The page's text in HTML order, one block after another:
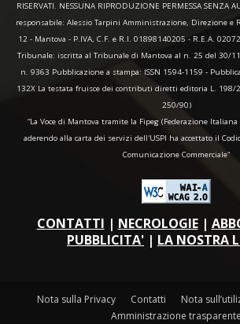
RISERVATI. NESSUNA RIPRODUZIONE PERMESSA SENZA
responsabile: Alessio Tarpini Amministrazione, Direzione e
12 - Mantova - P.IVA, C.F. e R.I. 01898140205 - R.E.A.
Tribunale: iscritta al Tribunale di Mantova al n. 25 del 30/
n. 9363 Pubblicazione a stampa: ISSN 1594-1159 -
132X La testata fruisce dei contributi diretti editoria L. 198/
250/90)
“La Voce di Mantova tramite la Fipeg (Federazione
aderendo alla carta dei servizi dell'USPI ha accettato il
Comunicazione Commerciale"
CONTATTI | NECROLOGIE|
PUBBLICITA' | LA NOSTRA
Nota sulla Privacy Contatti
Nota
Amministrazione trasparente